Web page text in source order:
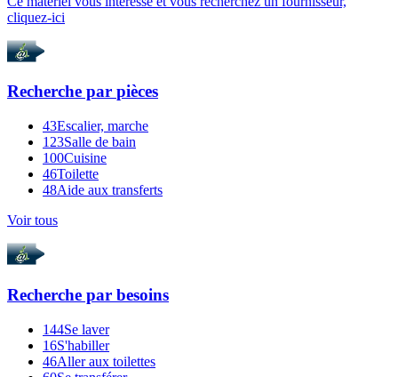
cliquez-ici
Recherche par pièces
43Escalier, marche
123Salle de bain
100Cuisine
46Toilette
48Aide aux transferts
Voir tous
Recherche par besoins
144Se laver
16S'habiller
46Aller aux toilettes